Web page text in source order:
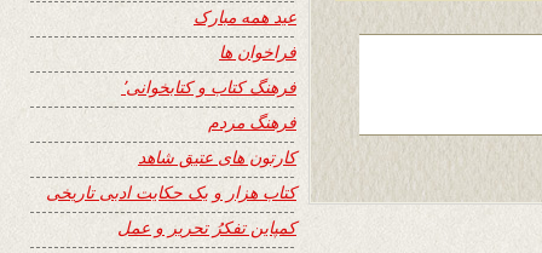
عید همه مبارک
فراخوان ها
فرهنگ کتاب و کتابخوانی٬
فرهنگ مردم
کارتون های عتیق شاهد
کتاب هزار و یک حکایت ادبی تاریخی
کمپاین تفکرُ تحریر و عمل